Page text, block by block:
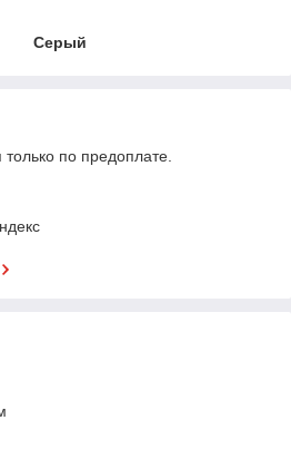
Серый
по предоплате.